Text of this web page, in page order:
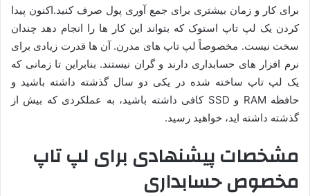
برای کار و زمان بیشتری برای جمع آوری پول صرف کنید.اکنون پیدا
کردن یک لپ تاپ استوک که بتواند این کار ها را انجام دهد چندان
سخت نیست. مخصوصاً لپ تاپ های مدرن. آن ها قدرت زیادی برای
نرم افزار های حسابداری دارند و گران نیستند. بنابراین تا زمانی که
یک لپ تاپ ساخته شده در یکی دو سال گذشته داشته باشید و
حافظه RAM و SSD کافی داشته باشید، به عملکردی که بیش از
گذشته داشته اید، خواهید رسید.
مشخصات پیشنهادی برای لپ تاپ
مخصوص حسابداری